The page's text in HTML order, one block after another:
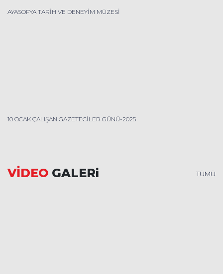
AYASOFYA TARİH VE DENEYİM MÜZESİ
10 OCAK ÇALIŞAN GAZETECİLER GÜNÜ-2025
VİDEO GALERi TÜMÜ